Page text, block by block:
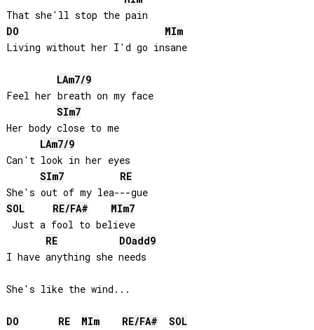
DO
MIm
Living without her I'd go insane
LAm7/9
Feel her breath on my face
SIm7
Her body close to me
LAm7/9
Can't look in her eyes
SIm7
RE
She's out of my lea---gue
SOL
RE/FA# MIm7
Just a fool to believe
RE
DOadd9
I have anything she needs
She's like the wind...
DO RE MIm RE/FA# SOL